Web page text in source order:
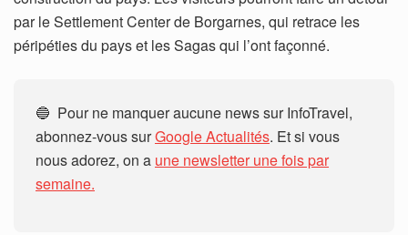
par le Settlement Center de Borgarnes, qui retrace les
péripéties du pays et les Sagas qui l’ont façonné.
🔵 Pour ne manquer aucune news sur InfoTravel,
abonnez-vous surGoogle Actualités. Et si vous
nous adorez, on a une newsletter une fois par
semaine.